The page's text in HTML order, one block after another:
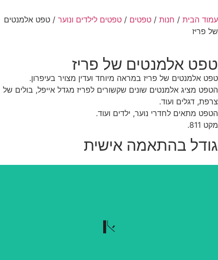
הבית/חנות/טפטים/טפטים לילדים ונוער/ טפט אלמנטים
פריז
אלמנטים של פריז
אלמנטים של פריז במראה מיוחד ועדין מצויר בעיפרון.
מציג אלמנטים שונים שקשורים לפריז מגדל אייפל, בולים של
דגלים ועוד.
מתאים לחדרי נוער, ילדים ועוד.
811.
בהתאמה אישית
נשלף בקלות